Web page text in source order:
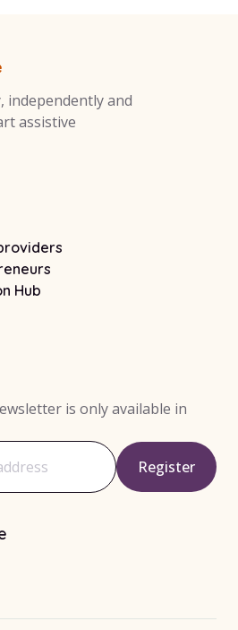
independently and
assistive
Hub
is only available in
Register